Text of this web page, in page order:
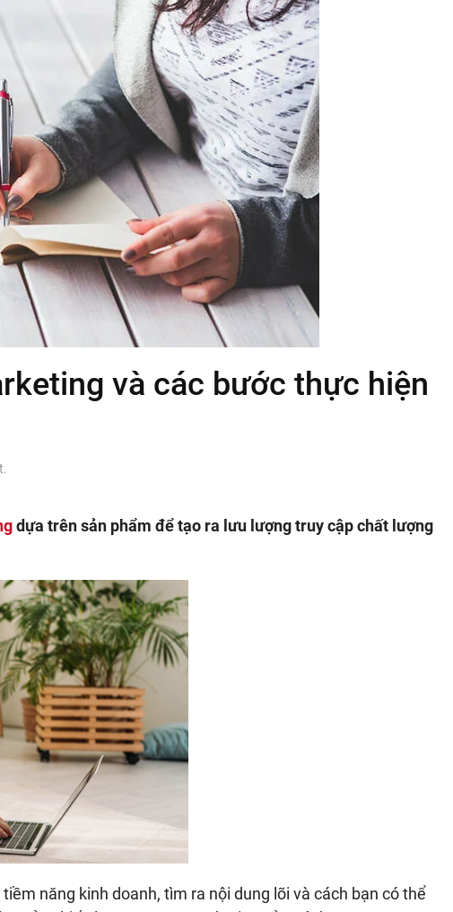
và các bước thực hiện
.
dựa trên sản phẩm để tạo ra lưu lượng truy cập chất lượng
năng kinh doanh, tìm ra nội dung lõi và cách bạn có thể